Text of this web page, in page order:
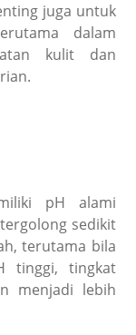
juga untuk
dalam
kulit dan
pH alami
sedikit
terutama bila
tinggi, tingkat
menjadi lebih